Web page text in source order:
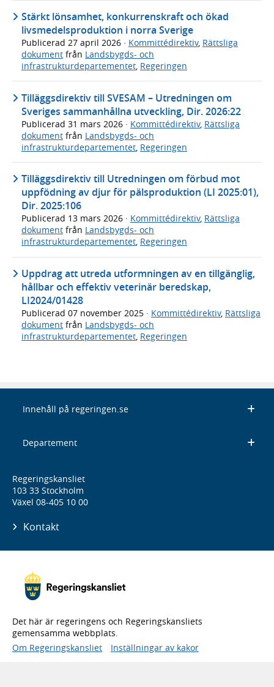
Stärkt lönsamhet, konkurrenskraft och ökad
livsmedelsproduktion i norra Sverige
Publicerad 27 april 2026 · Kommittédirektiv, Rättsliga
dokument från Landsbygds- och
infrastrukturdepartementet, Regeringen
Tilläggsdirektiv till SVESAM – Utredningen om
Sveriges sammanhållna utveckling, Dir. 2026:22
Publicerad 31 mars 2026 · Kommittédirektiv, Rättsliga
dokument från Landsbygds- och
infrastrukturdepartementet Regeringen
Tilläggsdirektiv till Utredningen om förbud mot
uppfödning av djur för pälsproduktion (LI 2025:01),
Dir. 2025:106
Publicerad 13 mars 2026 · Kommittédirektiv, Rättsliga
dokument från Landsbygds- och
infrastrukturdepartementet, Regeringen
Uppdrag att utreda utformningen av en tillgänglig,
hållbar och effektiv veterinär beredskap,
LI2024/01428
Publicerad 07 november 2025 · Kommittédirektiv, Rättsliga
dokument från Landsbygds- och
infrastrukturdepartementet, Regeringen
Innehåll på regeringen.se
Departement
Regeringskansliet
103 33 Stockholm
Växel 08-405 10 00
Kontakt
Det här är regeringens och Regeringskansliets
gemensamma webbplats.
Om Regeringskansliet
Inställningar av kakor